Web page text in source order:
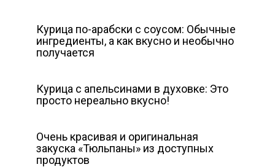
Курица по-арабски с соусом: Обычные
ингредиенты, а как вкусно и необычно
получается
Курица с апельсинами в духовке: Это
просто нереально вкусно!
Очень красивая и оригинальная
закуска «Тюльпаны» из доступных
продуктов